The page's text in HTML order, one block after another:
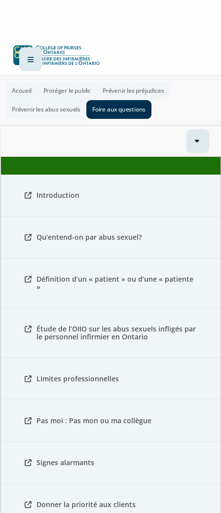
Accueil Protéger le public Prévenir les préjudices
Prévenir les abus sexuels Foire aux questions
Introduction
Qu’entend-on par abus sexuel?
Définition d’un « patient » ou d’une « patiente
»
Étude de l’OIIO sur les abus sexuels infligés par
le personnel infirmier en Ontario
Limites professionnelles
Pas moi : Pas mon ou ma collègue
Signes alarmants
Donner la priorité aux clients